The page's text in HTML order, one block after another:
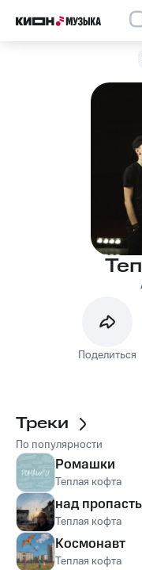
Поделиться
Треки
По популярности
Ромашки
Теплая кофта
над
Теплая кофта
Космонавт
Теплая кофта